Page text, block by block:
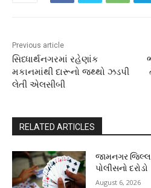
Previous article
સિધ્ધાર્થનગરમાં રહેણાંક
મકાનમાંથી દારૂનો જથ્થો ઝડપી
લેતી એલસીબી
RELATED ARTICLES
જામનગર
પોલીસનો દરોડો
August 6, 2026